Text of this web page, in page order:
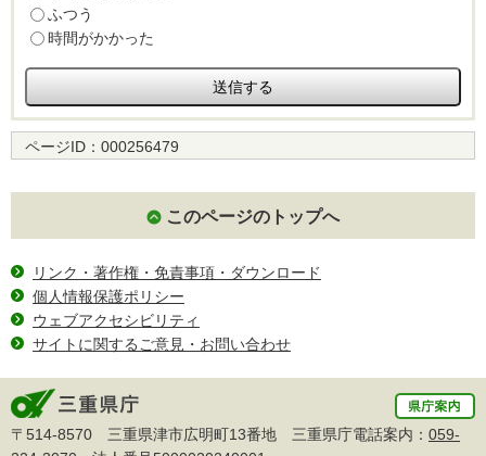
ふつう
時間がかかった
ページID： 000256479
このページのトップへ
リンク・著作権・免責事項・ダウンロード
個人情報保護ポリシー
ウェブアクセシビリティ
サイトに関するご意見・お問い合わせ
〒514-8570 三重県津市広明町13番地 三重県庁電話案内： 059-